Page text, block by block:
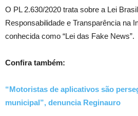
O PL 2.630/2020 trata sobre a Lei
Responsabilidade e Transparência na
conhecida como “Lei das Fake News”.
Confira também:
“Motoristas de aplicativos são
municipal”, denuncia Reginauro